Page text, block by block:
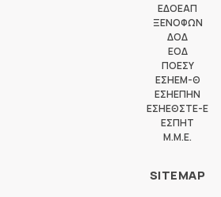
ΕΔΟΕΑΠ
ΞΕΝΟΦΩΝ
ΔΟΔ
ΕΟΔ
ΠΟΕΣΥ
ΕΣΗΕΜ-Θ
ΕΣΗΕΠΗΝ
ΕΣΗΕΘΣΤΕ-Ε
ΕΣΠΗΤ
M.M.E.
SITEMAP